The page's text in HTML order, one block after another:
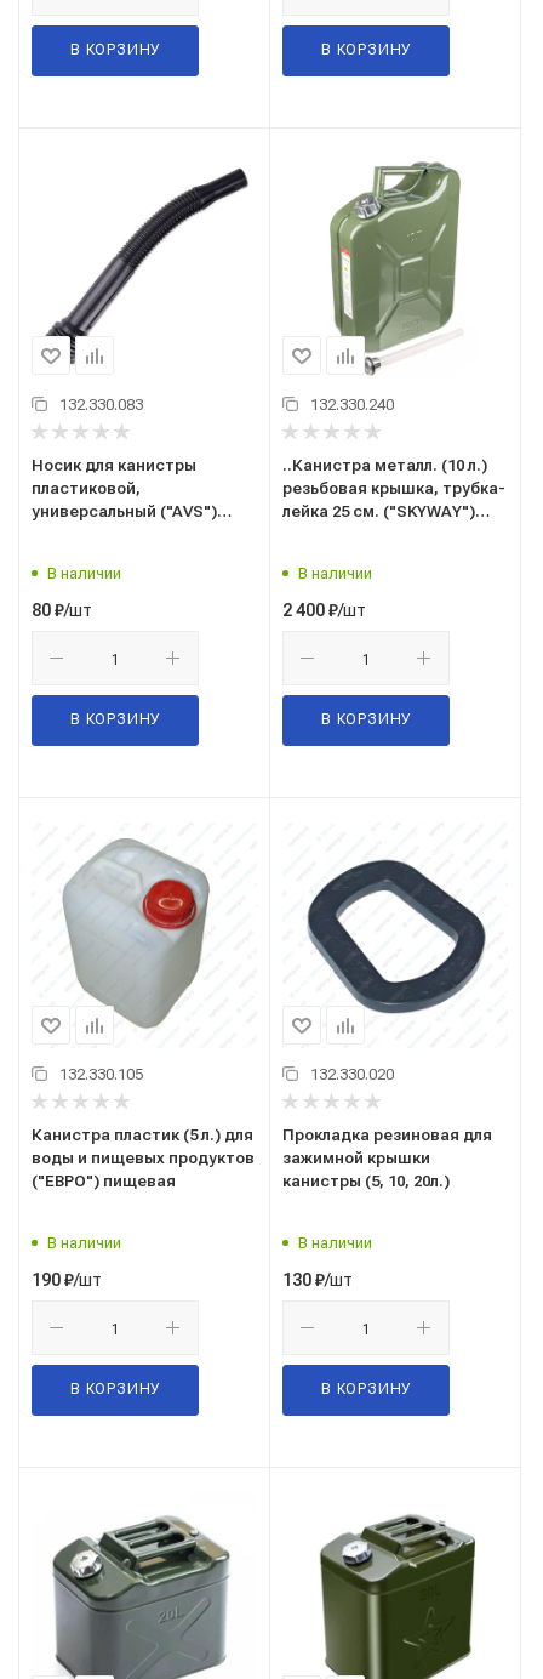
В КОРЗИНУ В КОРЗИНУ
132.330.083
Носик для канистры
пластиковой,
универсальный ("AVS")
В наличии
80₽/шт
В КОРЗИНУ
132.330.240
..Канистра металл. (10 л.)
резьбовая крышка, трубка-
лейка 25 см. ("SKYWAY")
масла и тех.жидкостей)
В наличии
2 400₽/шт
В КОРЗИНУ
132.330.105
Канистра пластик (5 л.) для
воды и пищевых продуктов
("ЕВРО") пищевая
В наличии
190₽/шт
В КОРЗИНУ
132.330.020
Прокладка резиновая для
зажимной крышки
канистры (5, 10, 20л.)
В наличии
130₽/шт
В КОРЗИНУ